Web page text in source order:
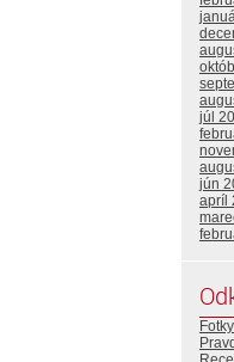
júl
jún
apríl
Fotky